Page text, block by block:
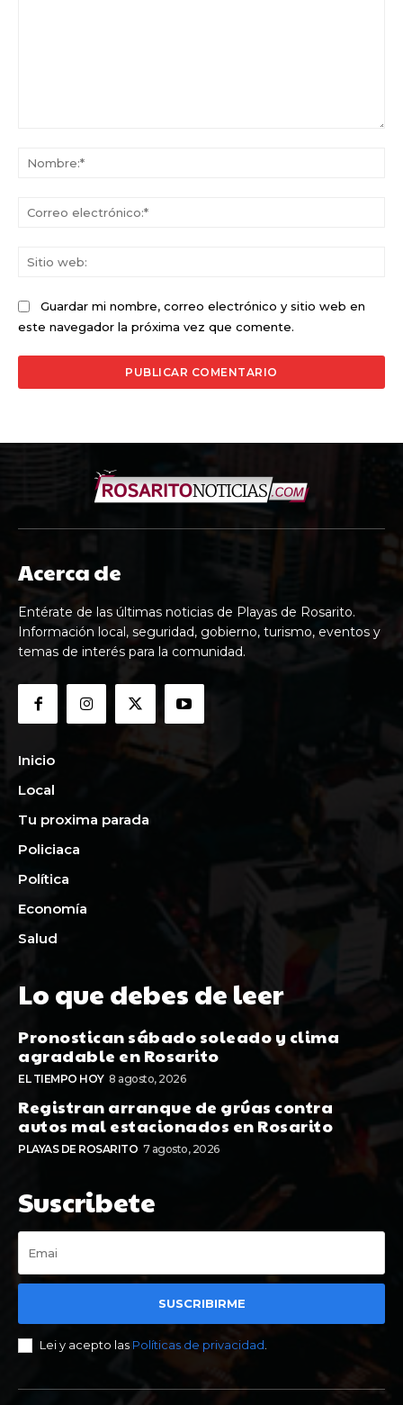
Guardar mi nombre, correo electrónico y sitio web en
este navegador la próxima vez que comente.
Acerca de
Entérate de las últimas noticias de Playas de Rosarito.
Información local, seguridad, gobierno, turismo, eventos y
temas de interés para la comunidad.
Inicio
Local
Tu proxima parada
Policiaca
Política
Economía
Salud
Lo que debes de leer
Pronostican sábado soleado y clima
agradable en Rosarito
EL TIEMPO HOY 8 agosto, 2026
Registran arranque de grúas contra
autos mal estacionados en Rosarito
PLAYAS DE ROSARITO 7 agosto, 2026
Suscribete
SUSCRIBIRME
Lei y acepto las Políticas de privacidad.